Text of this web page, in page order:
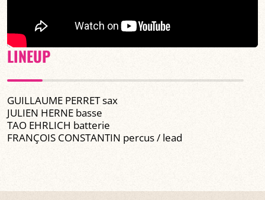
LINEUP
GUILLAUME PERRET sax
JULIEN HERNE basse
TAO EHRLICH batterie
FRANÇOIS CONSTANTIN percus / lead